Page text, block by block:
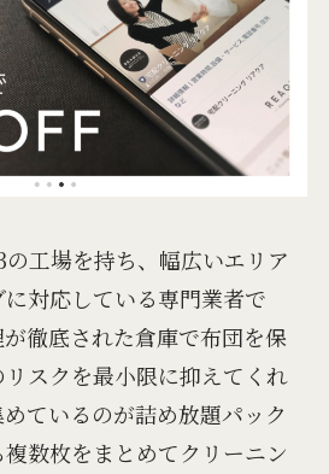
工場を持ち、幅広いエリア
対応している専門業者で
徹底された倉庫で布団を保
スクを最小限に抑えてくれ
ているのが詰め放題パック
数枚をまとめてクリーニン